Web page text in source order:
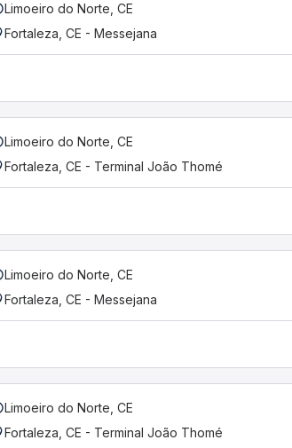
Limoeiro do Norte, CE
Fortaleza, CE - Messejana
Limoeiro do Norte, CE
Fortaleza, CE - Terminal João Thomé
Limoeiro do Norte, CE
Fortaleza, CE - Messejana
Limoeiro do Norte, CE
Fortaleza, CE - Terminal João Thomé